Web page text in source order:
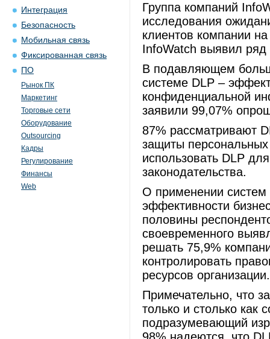
Интеграция
Безопасность
Мобильная связь
Фиксированная связь
ПО
Рынок ПК
Маркетинг
Торговые сети
Оборудование
Outsourcing
Кадры
Регулирование
Финансы
Web
Группа компаний
исследования
клиентов компании
InfoWatch выявил ряд
В подавляющем
системе DLP –
конфиденциальной
заявили 99,07%
87% рассматривают
защиты
использовать DLP
законодательства.
О применении
эффективности
половины
своевременного
решать 75,9%
контролировать
ресурсов организации.
Примечательно, что
только и столько как
подразумевающий